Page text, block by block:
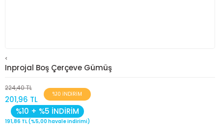
<
Inprojal Boş Çerçeve Gümüş
224,40 TL
201,96 TL
%10 İNDİRİM
%10 + %5 İNDİRİM
191,86 TL (%5,00 havale indirimi)